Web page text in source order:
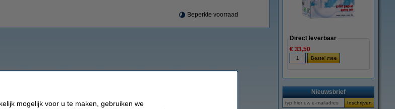
Beperkte voorraad
Direct leverbaar
€ 33,50
Nieuwsbrief
mogelijk voor u te maken, gebruiken we